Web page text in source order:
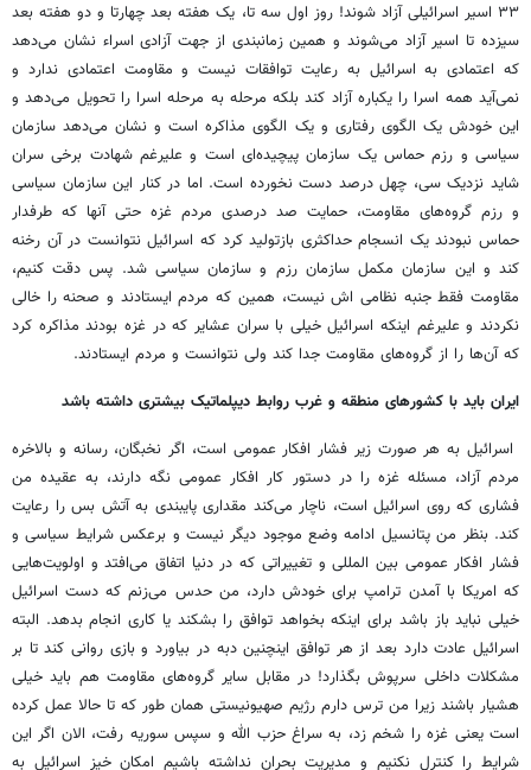
۳۳ اسیر اسرائیلی آزاد شوند! روز اول سه تا، یک هفته بعد چهارتا و دو هفته بعد
سیزده تا اسیر آزاد می‌شوند و همین زمانبندی از جهت آزادی اسراء نشان می‌دهد
که اعتمادی به اسرائیل به رعایت توافقات نیست و مقاومت اعتمادی ندارد و
نمی‌آید همه اسرا را یکباره آزاد کند بلکه مرحله به مرحله اسرا را تحویل می‌دهد و
این خودش یک الگوی رفتاری و یک الگوی مذاکره است و نشان می‌دهد سازمان
سیاسی و رزم حماس یک سازمان پیچیده‌ای است و علیرغم شهادت برخی سران
شاید نزدیک سی، چهل درصد دست نخورده است. اما در کنار این سازمان سیاسی
و رزم گروه‌های مقاومت، حمایت صد درصدی مردم غزه حتی آنها که طرفدار
حماس نبودند یک انسجام حداکثری بازتولید کرد که اسرائیل نتوانست در آن رخنه
کند و این سازمان مکمل سازمان رزم و سازمان سیاسی شد. پس دقت کنیم،
مقاومت فقط جنبه نظامی اش نیست، همین که مردم ایستادند و صحنه را خالی
نکردند و علیرغم اینکه اسرائیل خیلی با سران عشایر که در غزه بودند مذاکره کرد
که آن‌ها را از گروه‌های مقاومت جدا کند ولی نتوانست و مردم ایستادند.
ایران باید با کشورهای منطقه و غرب روابط دیپلماتیک بیشتری داشته باشد
اسرائیل به هر صورت زیر فشار افکار عمومی است، اگر نخبگان، رسانه و بالاخره
مردم آزاد، مسئله غزه را در دستور کار افکار عمومی نگه دارند، به عقیده من
فشاری که روی اسرائیل است، ناچار می‌کند مقداری پایبندی به آتش بس را رعایت
کند. بنظر من پتانسیل ادامه وضع موجود دیگر نیست و برعکس شرایط سیاسی و
فشار افکار عمومی بین المللی و تغییراتی که در دنیا اتفاق می‌افتد و اولویت‌هایی
که امریکا با آمدن ترامپ برای خودش دارد، من حدس می‌زنم که دست اسرائیل
خیلی نباید باز باشد برای اینکه بخواهد توافق را بشکند یا کاری انجام بدهد. البته
اسرائیل عادت دارد بعد از هر توافق اینچنین دبه در بیاورد و بازی روانی کند تا بر
مشکلات داخلی سرپوش بگذارد! در مقابل سایر گروه‌های مقاومت هم باید خیلی
هشیار باشند زیرا من ترس دارم رژیم صهیونیستی همان طور که تا حالا عمل کرده
است یعنی غزه را شخم زد، به سراغ حزب الله و سپس سوریه رفت، الان اگر این
شرایط را کنترل نکنیم و مدیریت بحران نداشته باشیم امکان خیز اسرائیل به